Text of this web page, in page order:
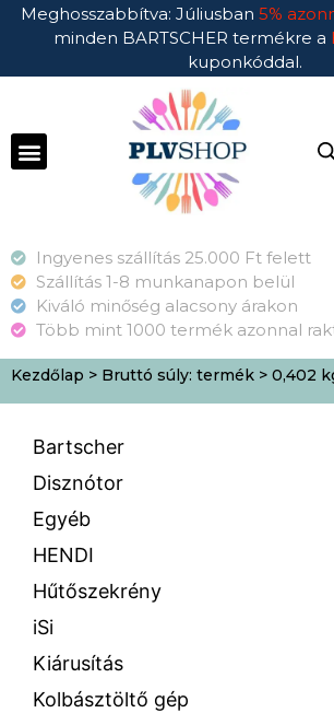
Meghosszabbítva: Júliusban 5%
minden BARTSCHER termékre a
kuponkóddal.
Ingyenes szállítás 25.000 Ft felett
Szállítás 1-8 munkanapon belül
Kiváló minőség alacsony árakon
Több mint 1000 termék azonnal
Kezdőlap > Bruttó súly: termék > 0,402
Bartscher
Disznótor
Egyéb
HENDI
Hűtőszekrény
iSi
Kiárusítás
Kolbásztöltő gép